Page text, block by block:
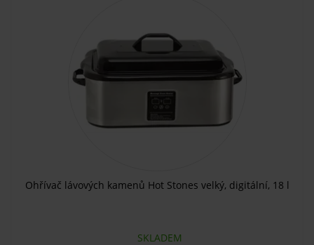
Ohřívač lávových kamenů Hot Stones velký, digitální, 18 l
SKLADEM